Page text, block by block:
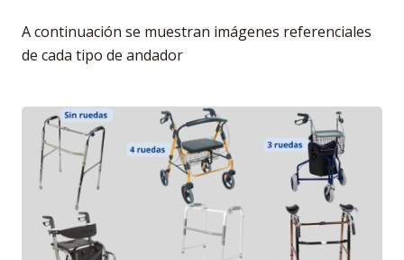
A continuación se muestran imágenes referenciales
de cada tipo de andador